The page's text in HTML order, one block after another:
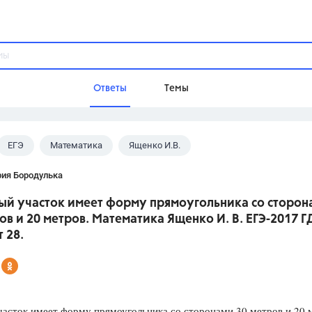
Ответы Темы
Домашнее задание
Школа
ЕГЭ Математика Ященко И.В.
Бородулька
участок имеет форму прямоугольника со
и 20 метров. Математика Ященко И. В. ЕГЭ-2017
28.